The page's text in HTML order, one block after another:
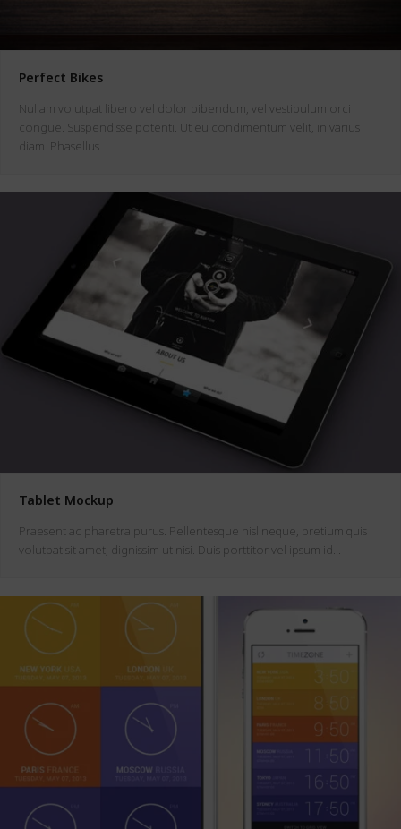
Perfect Bikes
Nullam volutpat libero vel dolor bibendum, vel vestibulum orci
congue. Suspendisse potenti. Ut eu condimentum velit, in varius
diam. Phasellus…
Tablet Mockup
Praesent ac pharetra purus. Pellentesque nisl neque, pretium quis
volutpat sit amet, dignissim ut nisi. Duis porttitor vel ipsum id…